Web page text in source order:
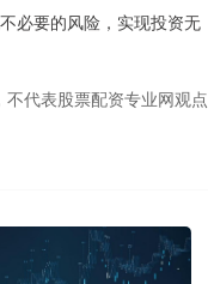
必要的风险，实现投资无
代表股票配资专业网观点